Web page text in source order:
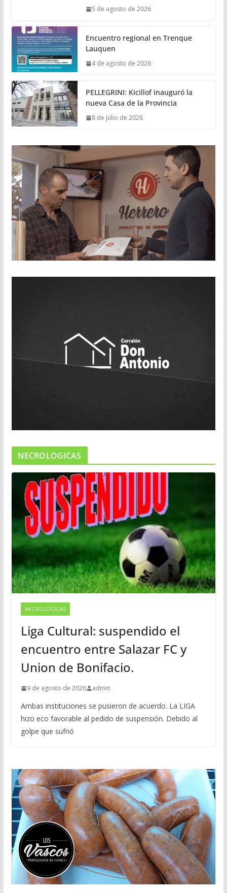
5 de agosto de 2026
Encuentro regional en Trenque
Lauquen
4 de agosto de 2026
PELLEGRINI: Kicillof inauguró la
nueva Casa de la Provincia
8 de julio de 2026
NECROLOGICAS
NECROLÓGICAS
Liga Cultural: suspendido el
encuentro entre Salazar FC y
Union de Bonifacio.
9 de agosto de 2026 admin
Ambas instituciones se pusieron de acuerdo. La LIGA
hizo eco favorable al pedido de suspensión. Debido al
golpe que sufrió